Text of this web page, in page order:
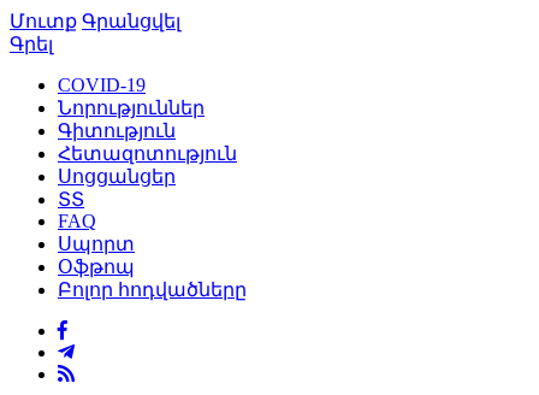
Մուտք Գրանցվել
Գրել
COVID-19
Նորություններ
Գիտություն
Հետազոտություն
Սոցցանցեր
ՏՏ
FAQ
Սպորտ
Օֆթոպ
Բոլոր հոդվածները